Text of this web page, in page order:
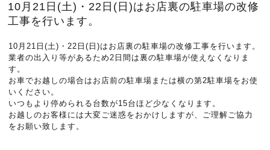
10月21日(土)・22日(日)はお店裏の駐車場の改修
工事を行います。
10月21日(土)・22日(日)はお店裏の駐車場の改修工事を行います。
業者の出入り等があるため2日間は裏の駐車場が使えなくなりま
す。
お車でお越しの場合はお店前の駐車場または横の第2駐車場をお使
いください。
いつもより停められる台数が15台ほど少なくなります。
お越しのお客様には大変ご迷惑をおかけしますが、ご理解ご協力
をお願い致します。